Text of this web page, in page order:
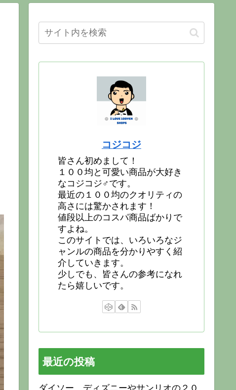
コジコジ
皆さん初めまして！
１００均と可愛い商品が大好き
なコジコジ♂です。
最近の１００均のクオリティの
高さには驚かされます！
値段以上のコスパ商品ばかりで
すよね。
このサイトでは、いろいろなジ
ャンルの商品を分かりやすく紹
介していきます。
少しでも、皆さんの参考になれ
たら嬉しいです。
最近の投稿